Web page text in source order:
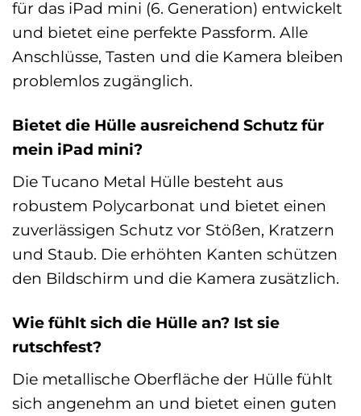
für das iPad mini (6. Generation) entwickelt
und bietet eine perfekte Passform. Alle
Anschlüsse, Tasten und die Kamera bleiben
problemlos zugänglich.
Bietet die Hülle ausreichend Schutz für
mein iPad mini?
Die Tucano Metal Hülle besteht aus
robustem Polycarbonat und bietet einen
zuverlässigen Schutz vor Stößen, Kratzern
und Staub. Die erhöhten Kanten schützen
den Bildschirm und die Kamera zusätzlich.
Wie fühlt sich die Hülle an? Ist sie
rutschfest?
Die metallische Oberfläche der Hülle fühlt
sich angenehm an und bietet einen guten